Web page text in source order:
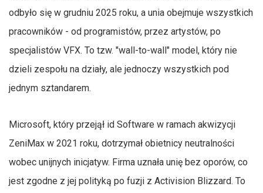
odbyło się w grudniu 2025 roku, a unia obejmuje wszystkich
pracowników - od programistów, przez artystów, po
specjalistów VFX. To tzw. "wall-to-wall" model, który nie
dzieli zespołu na działy, ale jednoczy wszystkich pod
jednym sztandarem.
Microsoft, który przejął id Software w ramach akwizycji
ZeniMax w 2021 roku, dotrzymał obietnicy neutralności
wobec unijnych inicjatyw. Firma uznała unię bez oporów, co
jest zgodne z jej polityką po fuzji z Activision Blizzard. To